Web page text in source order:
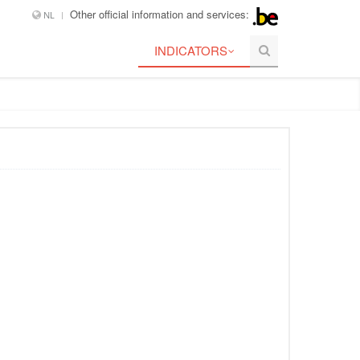
NL Other official information and services:
INDICATORS